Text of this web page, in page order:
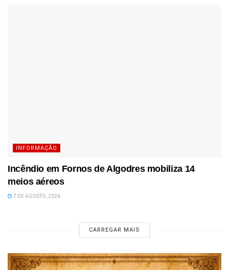
INFORMAÇÃO
Incêndio em Fornos de Algodres mobiliza 14
meios aéreos
7 DE AGOSTO, 2026
CARREGAR MAIS